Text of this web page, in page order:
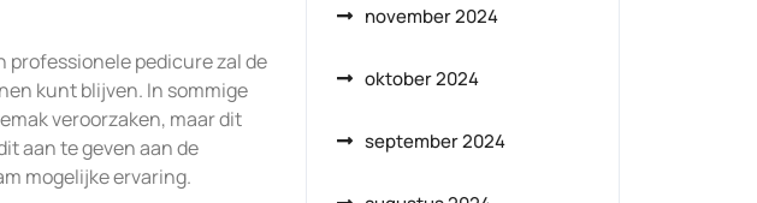
professionele pedicure zal de
kunt blijven. In sommige
veroorzaken, maar dit
aan te geven aan de
mogelijke ervaring.
november 2024
oktober 2024
september 2024